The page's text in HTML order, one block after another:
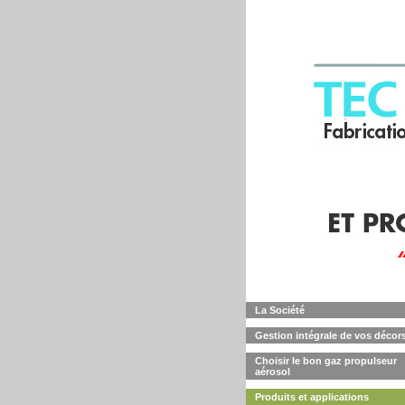
La Société
Gestion intégrale de vos
Choisir le bon gaz propulseur
aérosol
Produits et applications